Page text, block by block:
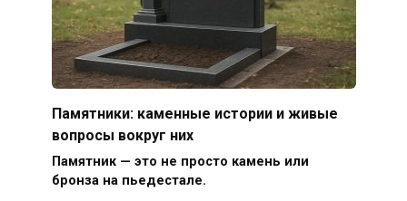
Памятники: каменные истории и живые
вопросы вокруг них
Памятник — это не просто камень или
бронза на пьедестале.